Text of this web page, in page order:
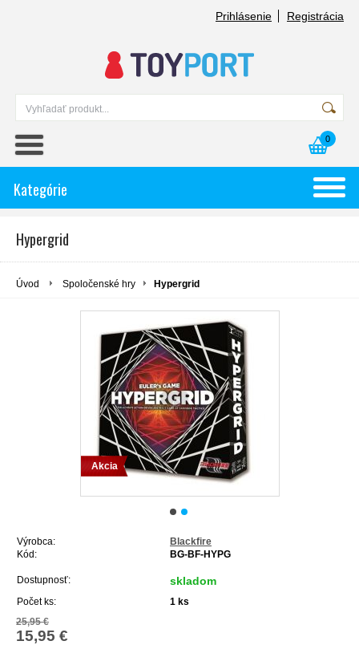
Prihlásenie Registrácia
0
Kategórie
Hypergrid
Úvod Spoločenské hry Hypergrid
Akcia
Výrobca:
Blackfire
Kód:
BG-BF-HYPG
Dostupnosť: skladom
Počet ks: 1 ks
25,95 €
15,95 €